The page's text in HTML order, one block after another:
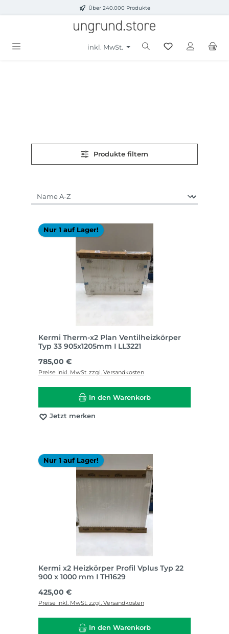
Zum Hauptinhalt springenÜber 240.000 Produkte
inkl. MwSt.
Produkte filtern
Nur 1 auf Lager!
Kermi Therm-x2 Plan Ventilheizkörper
Typ 33 905x1205mm I LL3221
Regulärer Preis:
785,00 €
Preise inkl. MwSt. zzgl. Versandkosten
In den Warenkorb
Jetzt merken
Nur 1 auf Lager!
Kermi x2 Heizkörper Profil Vplus Typ 22
900 x 1000 mm I TH1629
Regulärer Preis:
425,00 €
Preise inkl. MwSt. zzgl. Versandkosten
In den Warenkorb